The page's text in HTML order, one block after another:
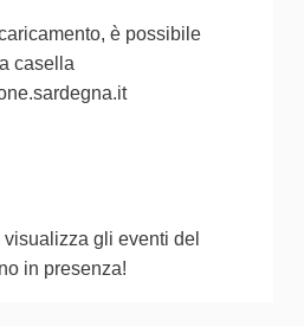
è possibile
casella
gli eventi del
in presenza!